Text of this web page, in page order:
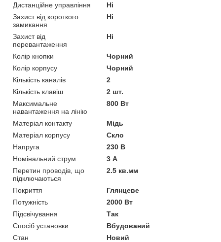
Дистанційне управління
Ні
Захист від короткого
замикання
Ні
Захист від
перевантаження
Ні
Колір кнопки
Чорний
Колір корпусу
Чорний
Кількість каналів
2
Кількість клавіш
2 шт.
Максимальне
навантаження на лінію
800 Вт
Матеріал контакту
Мідь
Матеріал корпусу
Скло
Напруга
230 В
Номінальний струм
3 А
Перетин проводів, що
підключаються
2.5 кв.мм
Покриття
Глянцеве
Потужність
2000 Вт
Підсвічування
Так
Спосіб установки
Вбудований
Стан
Новий